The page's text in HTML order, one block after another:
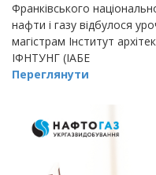
Франківського
нафти і газу відбулося
магістрам Інститут
ІФНТУНГ (ІАБЕ
Переглянути